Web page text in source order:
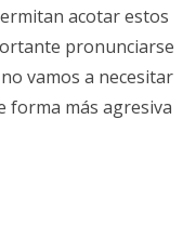
acotar estos
pronunciarse
vamos a necesitar
forma más agresiva